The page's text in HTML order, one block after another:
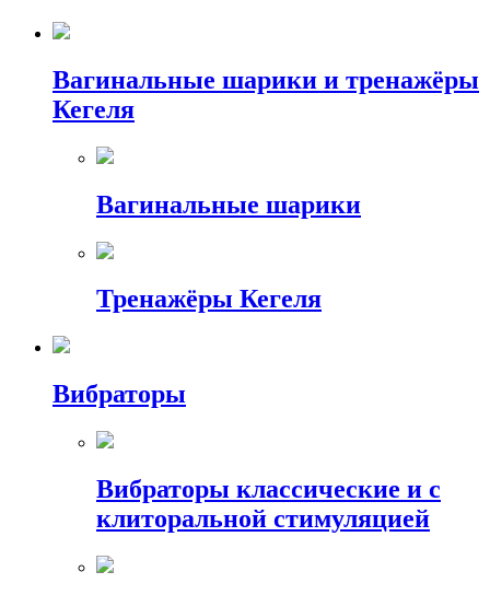
Вагинальные шарики и тренажёры
Кегеля
Вагинальные шарики
Тренажёры Кегеля
Вибраторы
Вибраторы классические и с
клиторальной стимуляцией